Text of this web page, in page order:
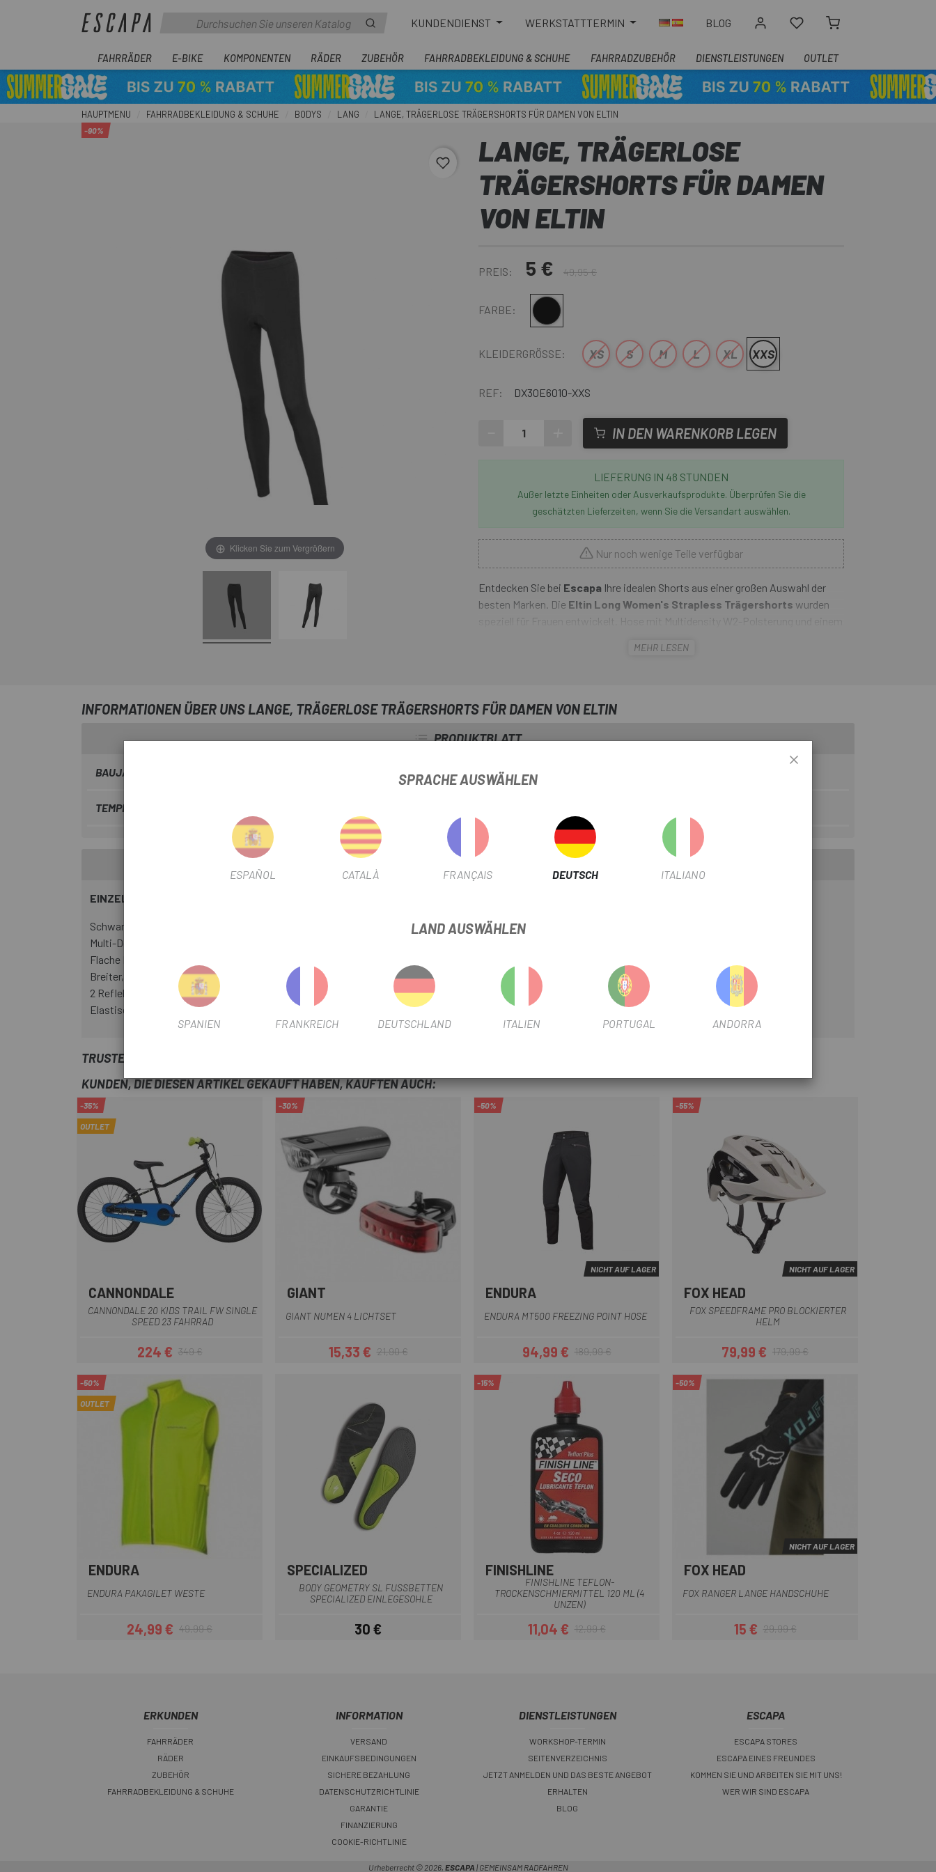
KUNDENDIENST WERKSTATTTERMIN BLOG
FAHRRÄDER E-BIKE KOMPONENTEN RÄDER ZUBEHÖR FAHRRADBEKLEIDUNG & SCHUHE FAHRRADZUBEHÖR DIENSTLEISTUNGEN OUTLET
HAUPTMENU FAHRRADBEKLEIDUNG & SCHUHE BODYS LANG LANGE, TRÄGERLOSE TRÄGERSHORTS FÜR DAMEN VON ELTIN
favorite_border
-90%
Klicken Sie zum Vergrößern
LANGE, TRÄGERLOSE
TRÄGERSHORTS FÜR DAMEN
VON ELTIN
PREIS: 5 € 49,95 €
FARBE: Schwarz
KLEIDERGRÖSSE: XS S M L XL XXS
REF: DX30E6010-XXS
IN DEN WARENKORB LEGEN
LIEFERUNG IN 48 STUNDEN
Außer letzte Einheiten oder Ausverkaufsprodukte. Überprüfen Sie die
geschätzten Lieferzeiten, wenn Sie die Versandart auswählen.
Nur noch wenige Teile verfügbar
Entdecken Sie bei Escapa Ihre idealen Shorts aus einer großen Auswahl der
besten Marken. Die Eltin Long Women's Strapless Trägershorts wurden
speziell für Frauen entwickelt. Hose mit Multidensity W2-Polsterung und einem
reflektierenden Streifen sorgen für bessere Sichtbarkeit bei allen Bedingungen
MEHR LESEN
INFORMATIONEN ÜBER UNS LANGE, TRÄGERLOSE TRÄGERSHORTS FÜR DAMEN VON ELTIN
PRODUKTBLATT
BAUJAHR FRAUEN Frauen
TEMPERATUR
EINZELHEITEN:
Schwarzer Thermodress-Stoff
Multi-Density W2 Chamois
Flache Innennähte
Breiter, elastischer Bund
2 Reflektoren im Außenbereich der Shorts
Elastischer Verschluss mit RUBBA 3 Silikon am Unterschenkel
TRUSTED SHOPS REVIEWS
KUNDEN, DIE DIESEN ARTIKEL GEKAUFT HABEN, KAUFTEN AUCH:
Blau
-35%
OUTLET
CANNONDALE
CANNONDALE 20 KIDS TRAIL FW SINGLE
SPEED 23 FAHRRAD
Preis
224 €Regulärer Preis
349 €
-30%
GIANT
GIANT NUMEN 4 LICHTSET
Preis
15,33 €Regulärer Preis
21,90 €
-50%
NICHT AUF LAGER
ENDURA
ENDURA MT500 FREEZING POINT HOSE
Preis
94,99 €Regulärer Preis
189,99 €
Schwarz-Weiss
Braun
-55%
NICHT AUF LAGER
FOX HEAD
FOX SPEEDFRAME PRO BLOCKIERTER
HELM
Preis
79,99 €Regulärer Preis
179,99 €
-50%
OUTLET
ENDURA
ENDURA PAKAGILET WESTE
Preis
24,99 €Regulärer Preis
49,99 €
Dunkelblau
Rot
SPECIALIZED
BODY GEOMETRY SL FUSSBETTEN S
PECIALIZED EINLEGESOHLE
Preis
30 €
-15%
FINISHLINE
FINISHLINE TEFLON-
TROCKENSCHMIERMITTEL 120 ML (4
UNZEN)
Preis
11,04 €Regulärer Preis
12,99 €
BORDEAUX
Gelb
-50%
NICHT AUF LAGER
FOX HEAD
FOX RANGER LANGE HANDSCHUHE
Preis
15 € Regulärer Preis
29,99 €
ERKUNDEN
FAHRRÄDER
RÄDER
ZUBEHÖR
FAHRRADBEKLEIDUNG & SCHUHE
INFORMATION
VERSAND
EINKAUFSBEDINGUNGEN
SICHERE BEZAHLUNG
DATENSCHUTZRICHTLINIE
GARANTIE
FINANZIERUNG
COOKIE-RICHTLINIE
DIENSTLEISTUNGEN
WORKSHOP-TERMIN
SEITENVERZEICHNIS
JETZT ANMELDEN UND DAS BESTE ANGEBOT
ERHALTEN
BLOG
ESCAPA
ESCAPA STORES
ESCAPA EINES FREUNDES
KOMMEN SIE UND ARBEITEN SIE MIT UNS!
WER WIR SIND ESCAPA
Urheberrecht © 2026, ESCAPA | GEMEINSAM RADFAHREN
SPRACHE AUSWÄHLEN
ESPAÑOL CATALÀ FRANÇAIS DEUTSCH ITALIANO
LAND AUSWÄHLEN
SPANIEN FRANKREICH DEUTSCHLAND ITALIEN PORTUGAL ANDORRA